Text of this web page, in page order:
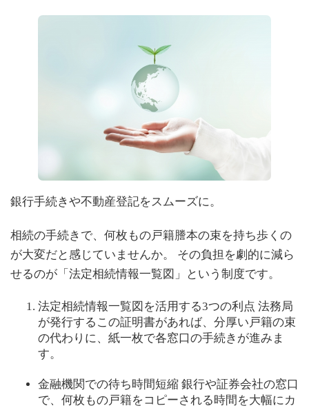
銀行手続きや不動産登記をスムーズに。
相続の手続きで、何枚もの戸籍謄本の束を持ち歩くの
が大変だと感じていませんか。 その負担を劇的に減ら
せるのが「法定相続情報一覧図」という制度です。
法定相続情報一覧図を活用する3つの利点 法務局
が発行するこの証明書があれば、分厚い戸籍の束
の代わりに、紙一枚で各窓口の手続きが進みま
す。
金融機関での待ち時間短縮 銀行や証券会社の窓口
で、何枚もの戸籍をコピーされる時間を大幅にカ